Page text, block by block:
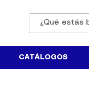
CATÁLOGOS